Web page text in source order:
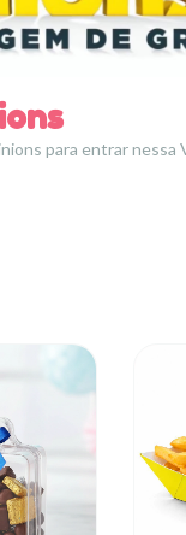
para entrar nessa